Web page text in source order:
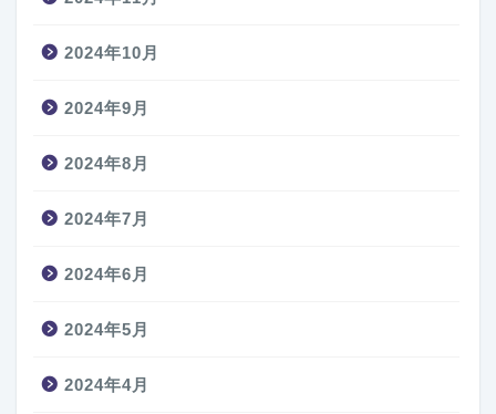
2024年10月
2024年9月
2024年8月
2024年7月
2024年6月
2024年5月
2024年4月